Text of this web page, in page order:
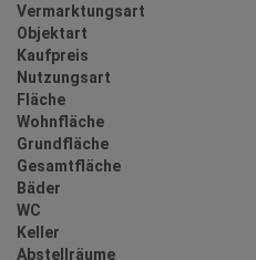
Vermarktungsart
Objektart
Kaufpreis
Nutzungsart
Fläche
Wohnfläche
Grundfläche
Gesamtfläche
Bäder
WC
Keller
Abstellräume